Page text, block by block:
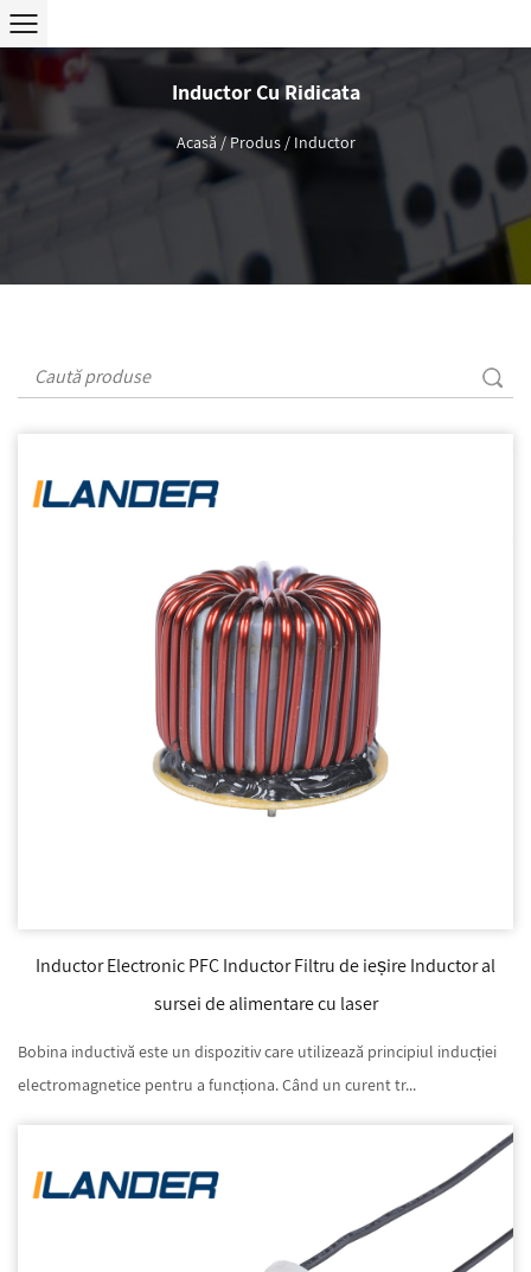
Inductor Cu Ridicata
Acasă /Produs/ Inductor
Inductor Electronic PFC Inductor Filtru de ieșire Inductor al
sursei de alimentare cu laser
Bobina inductivă este un dispozitiv care utilizează principiul inducției
electromagnetice pentru a funcționa. Când un curent tr...